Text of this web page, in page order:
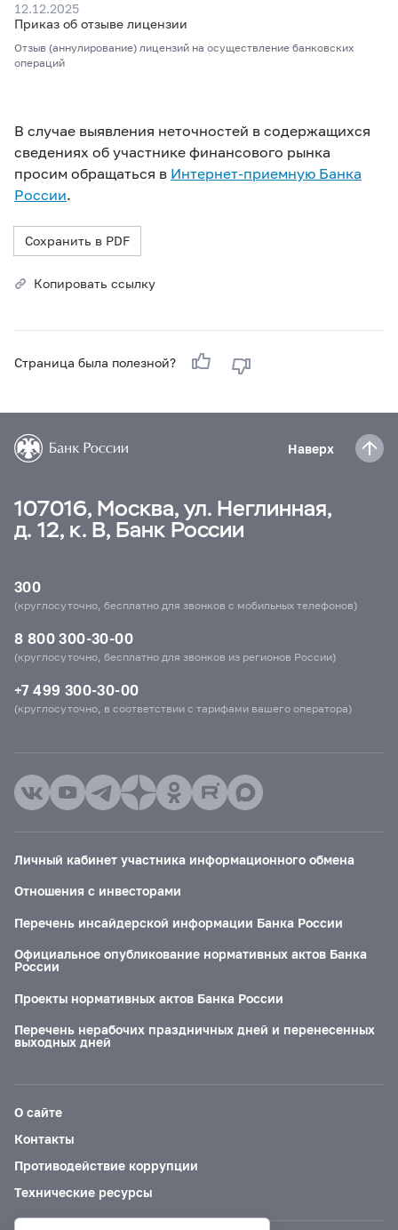
12.12.2025
Приказ об отзыве лицензии
Отзыв (аннулирование) лицензий на осуществление банковских
операций
В случае выявления неточностей в содержащихся
сведениях об участнике финансового рынка
просим обращаться в Интернет-приемную Банка
России.
Сохранить в PDF
Копировать ссылку
Страница была полезной?
Наверх
107016, Москва, ул. Неглинная,
д. 12, к. В, Банк России
300
(круглосуточно, бесплатно для звонков с мобильных телефонов)
8 800 300-30-00
(круглосуточно, бесплатно для звонков из регионов России)
+7 499 300-30-00
(круглосуточно, в соответствии с тарифами вашего оператора)
Личный кабинет участника информационного обмена
Отношения с инвесторами
Перечень инсайдерской информации Банка России
Официальное опубликование нормативных актов Банка
России
Проекты нормативных актов Банка России
Перечень нерабочих праздничных дней и перенесенных
выходных дней
О сайте
Контакты
Противодействие коррупции
Технические ресурсы